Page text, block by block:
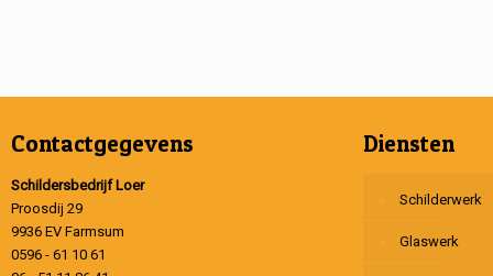
Contactgegevens
Schildersbedrijf Loer
Proosdij 29
9936 EV Farmsum
0596 - 61 10 61
Diensten
Schilderwerk
Glaswerk